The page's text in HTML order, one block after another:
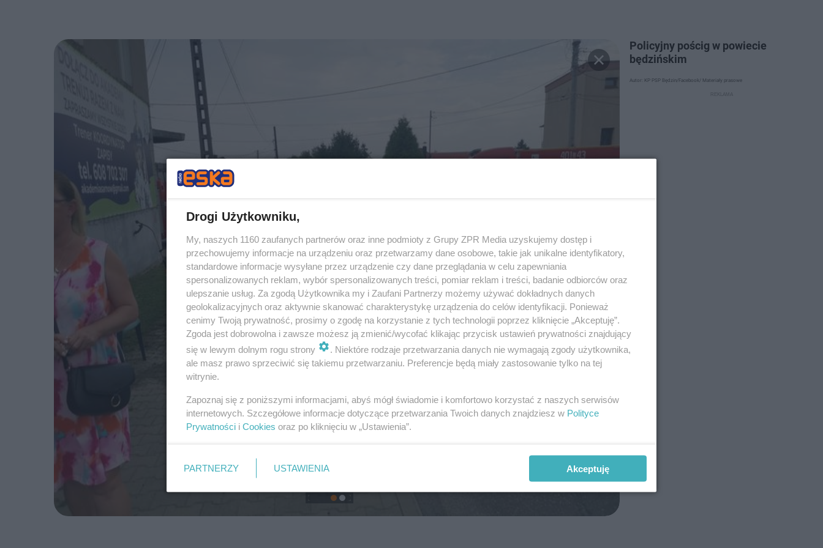
Policyjny pościg w powiecie
będzińskim
Autor: KP PSP Będzin/Facebook/ Materiały prasowe
Drogi Użytkowniku,
My, naszych 1160 zaufanych partnerów oraz inne podmioty z Grupy ZPR Media uzyskujemy dostęp i
przechowujemy informacje na urządzeniu oraz przetwarzamy dane osobowe, takie jak unikalne identyfikatory,
standardowe informacje wysyłane przez urządzenie czy dane przeglądania w celu zapewniania
spersonalizowanych reklam, wybór spersonalizowanych treści, pomiar reklam i treści, badanie odbiorców oraz
ulepszanie usług. Za zgodą Użytkownika my i Zaufani Partnerzy możemy używać dokładnych danych
geolokalizacyjnych oraz aktywnie skanować charakterystykę urządzenia do celów identyfikacji. Ponieważ
cenimy Twoją prywatność, prosimy o zgodę na korzystanie z tych technologii poprzez kliknięcie „Akceptuję”.
Zgoda jest dobrowolna i zawsze możesz ją zmienić/wycofać klikając przycisk ustawień prywatności znajdujący
się w lewym dolnym rogu strony
. Niektóre rodzaje przetwarzania danych nie wymagają zgody użytkownika,
ale masz prawo sprzeciwić się takiemu przetwarzaniu. Preferencje będą miały zastosowanie tylko na tej
witrynie.
Zapoznaj się z poniższymi informacjami, abyś mógł świadomie i komfortowo korzystać z naszych serwisów
internetowych. Szczegółowe informacje dotyczące przetwarzania Twoich danych znajdziesz w Polityce
Prywatności i Cookies oraz po kliknięciu w „Ustawienia”.
PARTNERZY USTAWIENIA Akceptuję